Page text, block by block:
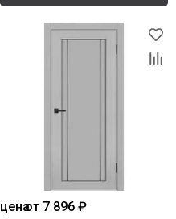
ценаот 7 896 ₽